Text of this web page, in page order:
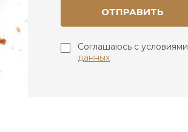
ОТПРАВИТЬ
Соглашаюсь с условиями
данных